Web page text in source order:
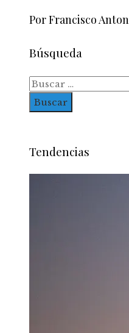
Por Francisco
Búsqueda
Buscar:
Tendencias